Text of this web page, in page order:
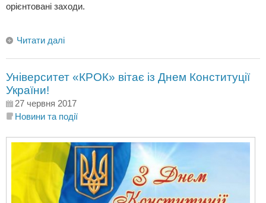
орієнтовані заходи.
Читати далі
Університет «КРОК» вітає із Днем Конституції
України!
27 червня 2017
Новини та події